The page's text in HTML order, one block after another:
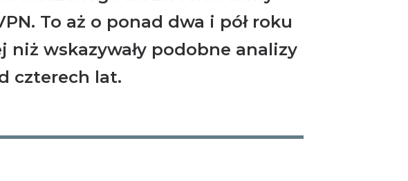
To aż o ponad dwa i pół roku
niż wskazywały podobne analizy
czterech lat.